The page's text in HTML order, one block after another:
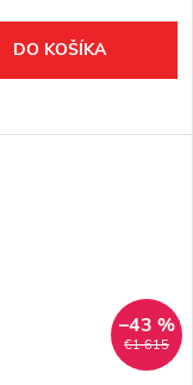
DO KOŠÍKA
€1 615
–43 %